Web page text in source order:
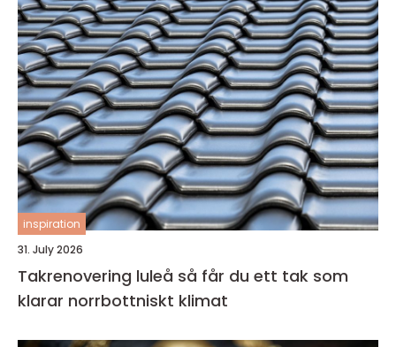
inspiration
31. July 2026
Takrenovering luleå så får du ett tak som
klarar norrbottniskt klimat